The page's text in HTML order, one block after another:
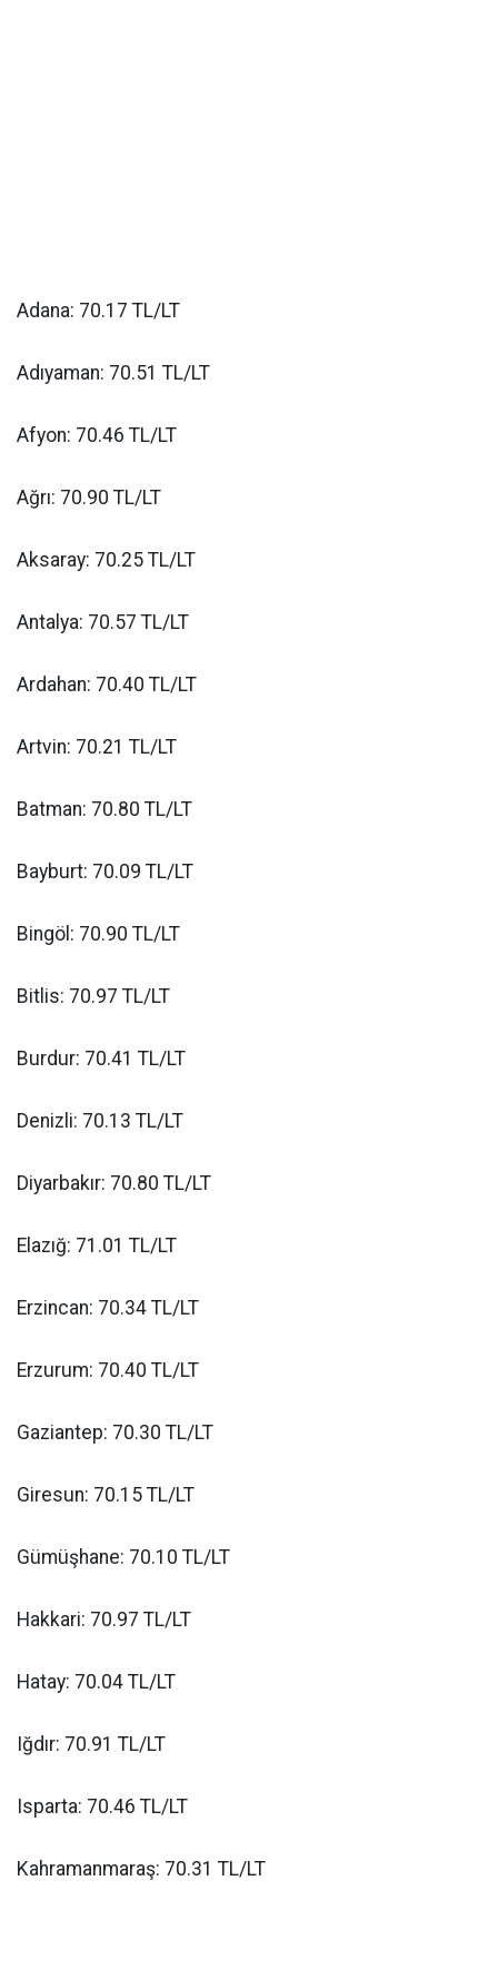
Adana: 70.17 TL/LT
Adıyaman: 70.51 TL/LT
Afyon: 70.46 TL/LT
Ağrı: 70.90 TL/LT
Aksaray: 70.25 TL/LT
Antalya: 70.57 TL/LT
Ardahan: 70.40 TL/LT
Artvin: 70.21 TL/LT
Batman: 70.80 TL/LT
Bayburt: 70.09 TL/LT
Bingöl: 70.90 TL/LT
Bitlis: 70.97 TL/LT
Burdur: 70.41 TL/LT
Denizli: 70.13 TL/LT
Diyarbakır: 70.80 TL/LT
Elazığ: 71.01 TL/LT
Erzincan: 70.34 TL/LT
Erzurum: 70.40 TL/LT
Gaziantep: 70.30 TL/LT
Giresun: 70.15 TL/LT
Gümüşhane: 70.10 TL/LT
Hakkari: 70.97 TL/LT
Hatay: 70.04 TL/LT
Iğdır: 70.91 TL/LT
Isparta: 70.46 TL/LT
Kahramanmaraş: 70.31 TL/LT